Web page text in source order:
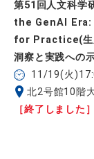
第51回人文科
the GenAI
for Practice(生
洞察と実践への
11/19(火
北2号館10階
［終了しました］